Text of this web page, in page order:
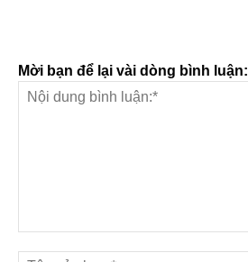
Mời bạn để lại vài dòng bình luận: